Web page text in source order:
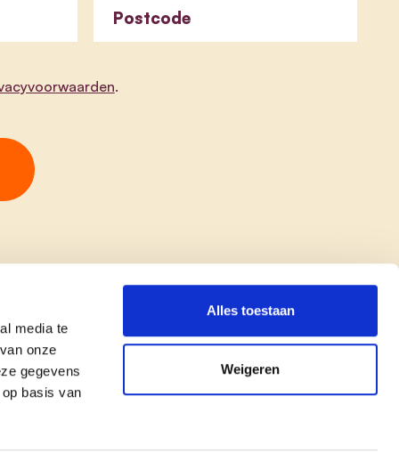
media te
onze
gegevens
basis van
Alles toestaan
Weigeren
Postcode
.